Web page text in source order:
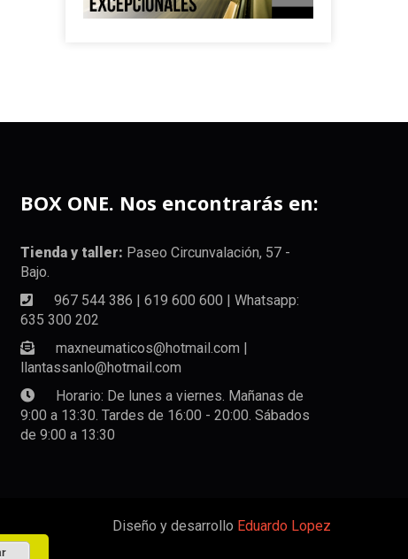
BOX ONE. Nos encontrarás en:
Tienda y taller: Paseo Circunvalación, 57 -
Bajo.
967 544 386 | 619 600 600 | Whatsapp:
635 300 202
maxneumaticos@hotmail.com |
llantassanlo@hotmail.com
Horario: De lunes a viernes. Mañanas de
9:00 a 13:30. Tardes de 16:00 - 20:00. Sábados
de 9:00 a 13:30
Diseño y desarrollo Eduardo Lopez